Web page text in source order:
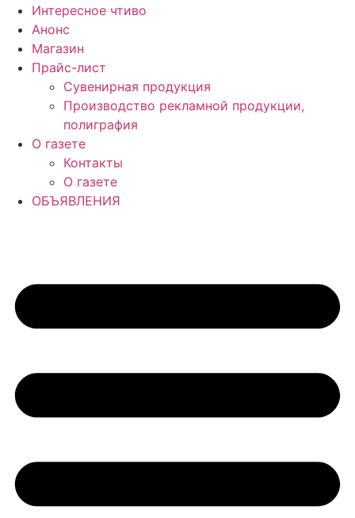
Интересное чтиво
Анонс
Магазин
Прайс-лист
Сувенирная продукция
Производство рекламной продукции,
полиграфия
О газете
Контакты
О газете
ОБЪЯВЛЕНИЯ